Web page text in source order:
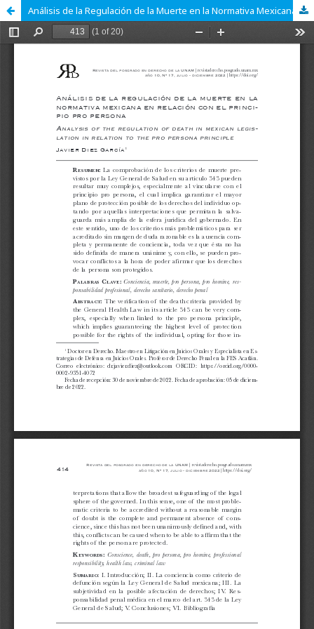
Análisis de la Regulación de la Muerte en la Normativa Mexicana en Relación con el Principio Pro-Persona